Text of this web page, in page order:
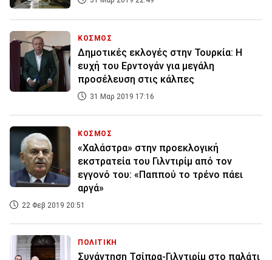
ΚΟΣΜΟΣ
Δημοτικές εκλογές στην Τουρκία: Η
ευχή του Ερντογάν για μεγάλη
προσέλευση στις κάλπες
31 Μαρ 2019 17:16
ΚΟΣΜΟΣ
«Χαλάστρα» στην προεκλογική
εκστρατεία του Γιλντιρίμ από τον
εγγονό του: «Παππού το τρένο πάει
αργά»
22 Φεβ 2019 20:51
ΠΟΛΙΤΙΚΗ
Συνάντηση Τσίπρα-Γιλντιρίμ στο παλάτι